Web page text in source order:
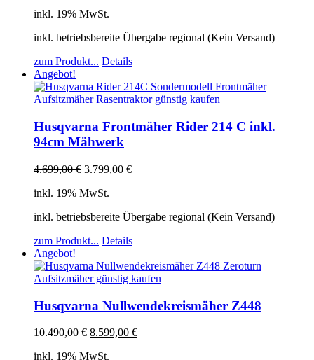
inkl. 19% MwSt.
inkl. betriebsbereite Übergabe regional (Kein Versand)
zum Produkt... Details
Angebot!
Husqvarna Frontmäher Rider 214 C inkl.
94cm Mähwerk
4.699,00€ 3.799,00 €
inkl. 19% MwSt.
inkl. betriebsbereite Übergabe regional (Kein Versand)
zum Produkt... Details
Angebot!
Husqvarna Nullwendekreismäher Z448
10.490,00€ 8.599,00 €
inkl. 19% MwSt.